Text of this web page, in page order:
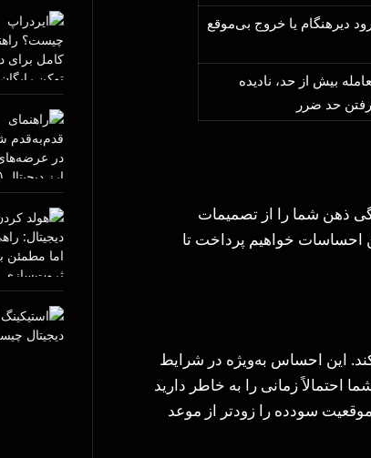
دیرهنگام یا خروج بی‌موقع
بیش از حد، نادیده
حد ضرر
ذهن شما را از تصمیمات
خواهیم پرداخت تا
این احساس به‌ویژه در شرایط
احتمالاً زمانی را به خاطر دارید
سودده را زودتر از موعد